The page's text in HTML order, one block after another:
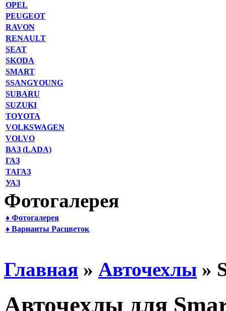
OPEL
PEUGEOT
RAVON
RENAULT
SEAT
SKODA
SMART
SSANGYOUNG
SUBARU
SUZUKI
TOYOTA
VOLKSWAGEN
VOLVO
ВАЗ (LADA)
ГАЗ
ТАГАЗ
УАЗ
Фотогалерея
♦ Фотогалерея
♦ Варианты Расцветок
Главная » Авточехлы »
Авточехлы для